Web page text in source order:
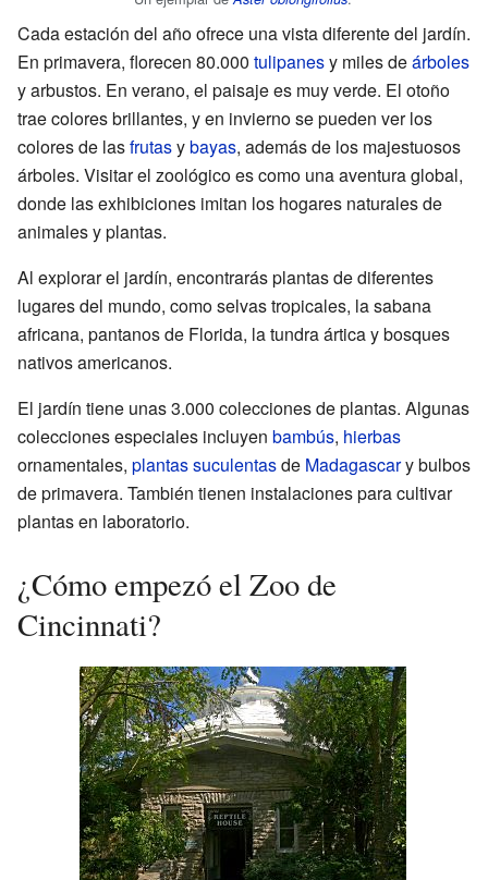
Cada estación del año ofrece una vista diferente del jardín.
En primavera, florecen 80.000 tulipanesy miles deárboles
y arbustos. En verano, el paisaje es muy verde. El otoño
trae colores brillantes, y en invierno se pueden ver los
colores de lasfrutasybayas, además de los majestuosos
árboles. Visitar el zoológico es como una aventura global,
donde las exhibiciones imitan los hogares naturales de
animales y plantas.
Al explorar el jardín, encontrarás plantas de diferentes
lugares del mundo, como selvas tropicales, la sabana
africana, pantanos de Florida, la tundra ártica y bosques
nativos americanos.
El jardín tiene unas 3.000 colecciones de plantas. Algunas
colecciones especiales incluyen bambús, hierbas
ornamentales, plantas suculentasde Madagascary bulbos
de primavera. También tienen instalaciones para cultivar
plantas en laboratorio.
¿Cómo empezó el Zoo de
Cincinnati?